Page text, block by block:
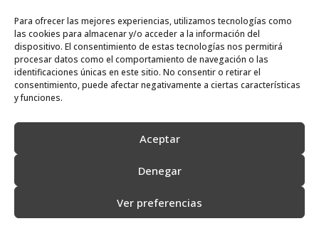
Para ofrecer las mejores experiencias, utilizamos tecnologías como
las cookies para almacenar y/o acceder a la información del
dispositivo. El consentimiento de estas tecnologías nos permitirá
procesar datos como el comportamiento de navegación o las
identificaciones únicas en este sitio. No consentir o retirar el
consentimiento, puede afectar negativamente a ciertas características
y funciones.
Aceptar
Denegar
Ver preferencias
CONTACTO
667 841 238
info@adimur.es
2022 © Adimur · Asociación de Directivos de la Región de Murcia. Diseñada
porN7